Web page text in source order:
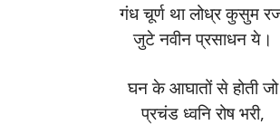
गंध चूर्ण था लोध्र कुसुम
जुटे नवीन प्रसाधन ये।
घन के आघातों से होती जो
प्रचंड ध्वनि रोष भरी,